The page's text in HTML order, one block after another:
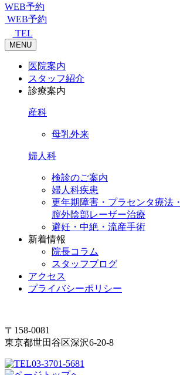
WEB予約
WEB予約
TEL
MENU
医院案内
スタッフ紹介
診療案内
産科
母乳外来
婦人科
検診のご案内
婦人科疾患
更年期障害・プラセンタ療法・
膣外陰部レーザー治療
避妊・中絶・流産手術
新着情報
院長コラム
スタッフブログ
アクセス
プライバシーポリシー
〒158-0081
東京都世田谷区深沢6-20-8
03-3701-5681